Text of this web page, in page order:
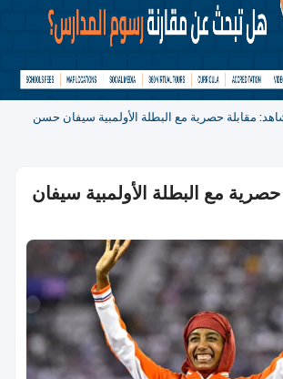
مقابلة حصرية مع البطلة الأولمبية سيفان حسن
مع البطلة الأولمبية سيفان